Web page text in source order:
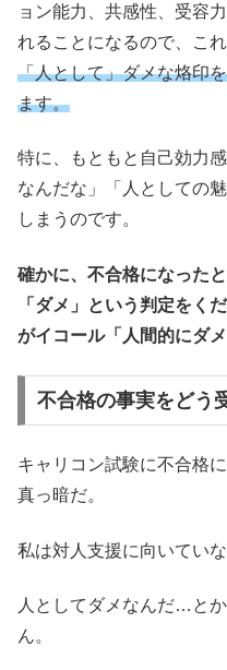
ョン能力、共感性、受容
れることになるので、こ
「人として」ダメな烙印
ます。
特に、もともと自己効力
なんだな」「人としての
しまうのです。
確かに、不合格になった
「ダメ」という判定をく
がイコール「人間的にダ
不合格の事実をどう
キャリコン試験に不合格
真っ暗だ。
私は対人支援に向いていな
人としてダメなんだ…と
ん。